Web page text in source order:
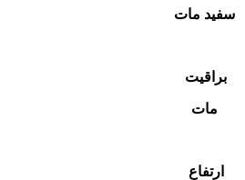
سفید مات
براقیت
مات
ارتفاع